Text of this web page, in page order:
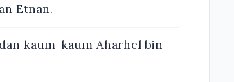
Etnan.
kaum-kaum Aharhel bin